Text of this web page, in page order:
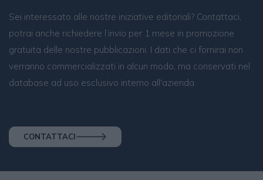
Sei interessato alle nostre iniziative editoriali? Contattaci,
potrai anche richiedere l’invio per 1 mese in promozione
gratuita delle nostre pubblicazioni. I dati che ci fornirai non
verranno commercializzati in alcun modo, ma conservati nel
database ad uso esclusivo interno all'azienda.
CONTATTACI